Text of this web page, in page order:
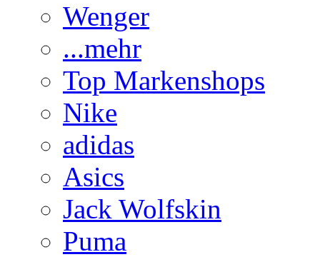
Wenger
...mehr
Top Markenshops
Nike
adidas
Asics
Jack Wolfskin
Puma